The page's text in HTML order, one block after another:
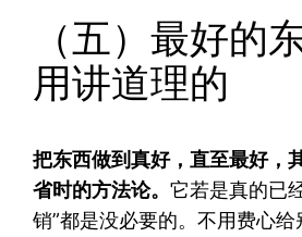
（五）最好的
用讲道理的
把东西做到真好，直至最好，
省时的方法论。它若是真的已
销”都是没必要的。不用费心